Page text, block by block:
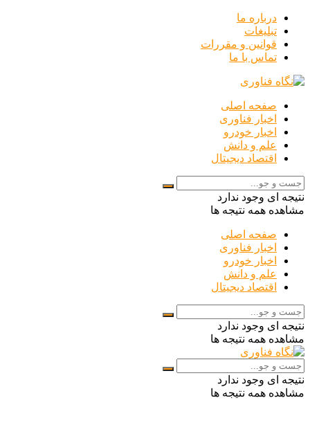
درباره ما
تبلیغات
قوانین و مقررات
تماس با ما
صفحه اصلی
اخبار فناوری
اخبار خودرو
علم و دانش
اقتصاد دیجیتال
نتیجه ای وجود ندارد
مشاهده همه نتیجه ها
صفحه اصلی
اخبار فناوری
اخبار خودرو
علم و دانش
اقتصاد دیجیتال
نتیجه ای وجود ندارد
مشاهده همه نتیجه ها
نتیجه ای وجود ندارد
مشاهده همه نتیجه ها